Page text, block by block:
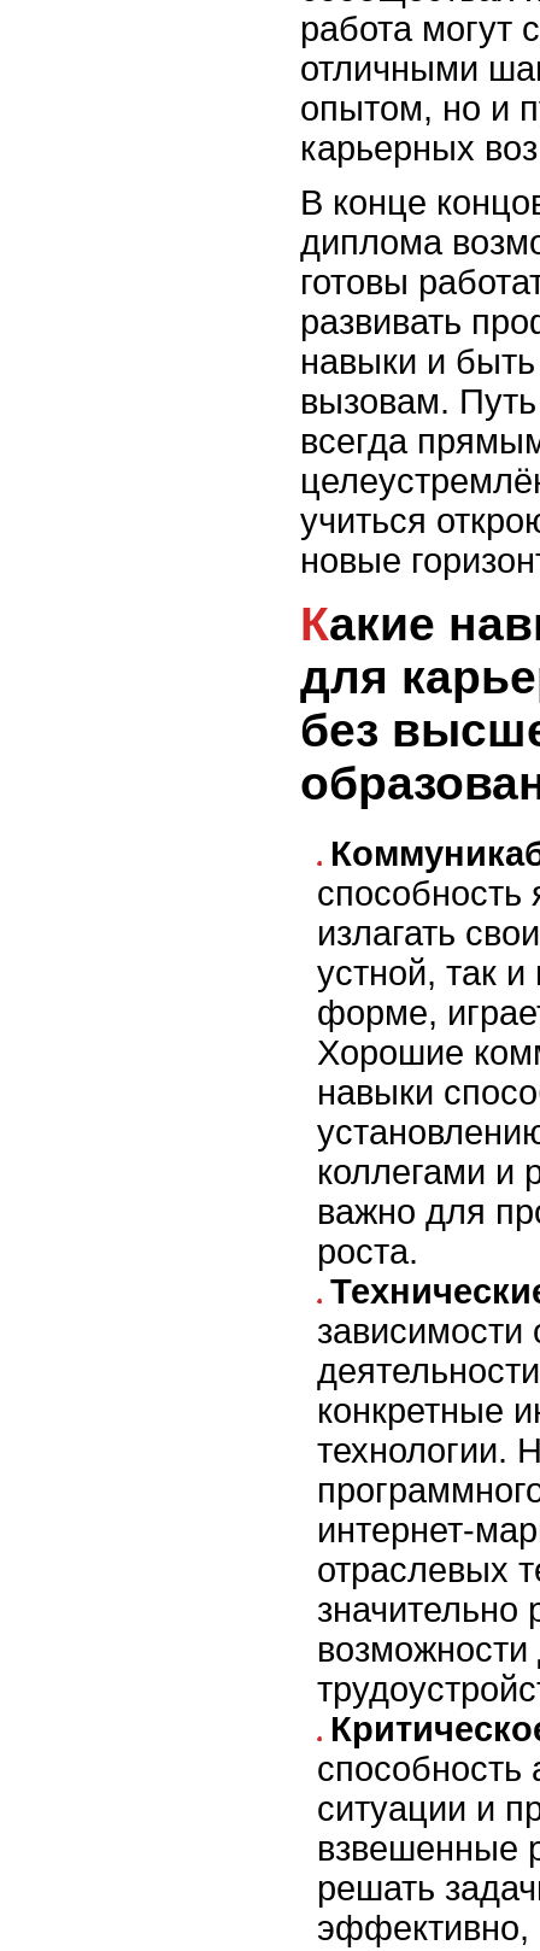
работа могут
отличными
опытом, но и
карьерных
В конце
диплома
готовы
развивать
навыки и
вызовам.
всегда
учиться
новые
Какие навыки важны
для
без
способность
излагать
устной, так
форме,
Хорошие
навыки
коллегами и
важно для
роста.
конкретные
технологии.
интернет-
отраслевых
значительно
возможности
способность
ситуации и
взвешенные
решать
эффективно,